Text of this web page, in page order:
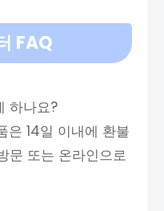
FAQ
하나요?
은 14일 이내에 환불
문 또는 온라인으로